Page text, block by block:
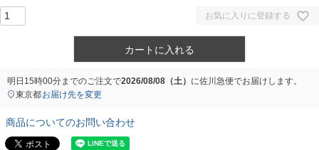
お気に入りに登録する
カートに入れる
明日 15時00分までのご注文で2026/08/08（土） に佐川急便でお届けします。
東京都お届け先を変更
商品についてのお問い合わせ